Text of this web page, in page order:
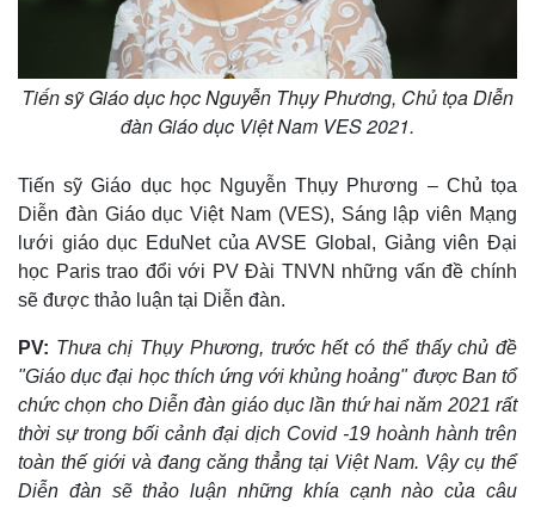
Tiến sỹ Giáo dục học Nguyễn Thụy Phương, Chủ tọa Diễn
đàn Giáo dục Việt Nam VES 2021.
Tiến sỹ Giáo dục học Nguyễn Thụy Phương – Chủ tọa
Diễn đàn Giáo dục Việt Nam (VES), Sáng lập viên Mạng
lưới giáo dục EduNet của AVSE Global, Giảng viên Đại
học Paris trao đổi với PV Đài TNVN những vấn đề chính
sẽ được thảo luận tại Diễn đàn.
PV: Thưa chị Thụy Phương, trước hết có thể thấy chủ đề
"Giáo dục đại học thích ứng với khủng hoảng" được Ban tổ
chức chọn cho Diễn đàn giáo dục lần thứ hai năm 2021 rất
thời sự trong bối cảnh đại dịch Covid -19 hoành hành trên
toàn thế giới và đang căng thẳng tại Việt Nam. Vậy cụ thể
Diễn đàn sẽ thảo luận những khía cạnh nào của câu